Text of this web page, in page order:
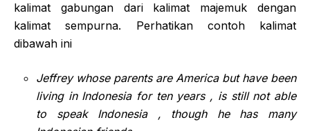
kalimat gabungan dari kalimat majemuk dengan
kalimat sempurna. Perhatikan contoh kalimat
dibawah ini
Jeffrey whose parents are America but have been
living in Indonesia for ten years , is still not able
to speak Indonesia , though he has many